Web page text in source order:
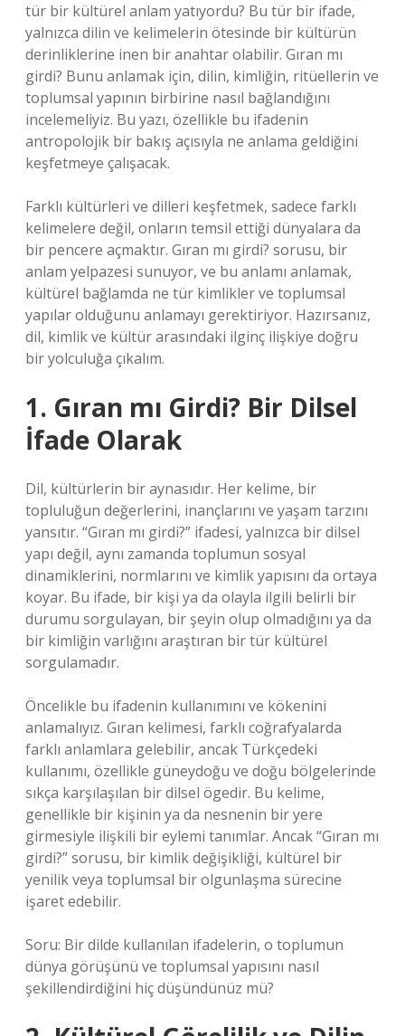
tür bir kültürel anlam yatıyordu? Bu tür bir ifade,
yalnızca dilin ve kelimelerin ötesinde bir kültürün
derinliklerine inen bir anahtar olabilir. Gıran mı
girdi? Bunu anlamak için, dilin, kimliğin, ritüellerin ve
toplumsal yapının birbirine nasıl bağlandığını
incelemeliyiz. Bu yazı, özellikle bu ifadenin
antropolojik bir bakış açısıyla ne anlama geldiğini
keşfetmeye çalışacak.
Farklı kültürleri ve dilleri keşfetmek, sadece farklı
kelimelere değil, onların temsil ettiği dünyalara da
bir pencere açmaktır. Gıran mı girdi? sorusu, bir
anlam yelpazesi sunuyor, ve bu anlamı anlamak,
kültürel bağlamda ne tür kimlikler ve toplumsal
yapılar olduğunu anlamayı gerektiriyor. Hazırsanız,
dil, kimlik ve kültür arasındaki ilginç ilişkiye doğru
bir yolculuğa çıkalım.
1. Gıran mı Girdi? Bir Dilsel
İfade Olarak
Dil, kültürlerin bir aynasıdır. Her kelime, bir
topluluğun değerlerini, inançlarını ve yaşam tarzını
yansıtır. “Gıran mı girdi?” ifadesi, yalnızca bir dilsel
yapı değil, aynı zamanda toplumun sosyal
dinamiklerini, normlarını ve kimlik yapısını da ortaya
koyar. Bu ifade, bir kişi ya da olayla ilgili belirli bir
durumu sorgulayan, bir şeyin olup olmadığını ya da
bir kimliğin varlığını araştıran bir tür kültürel
sorgulamadır.
Öncelikle bu ifadenin kullanımını ve kökenini
anlamalıyız. Gıran kelimesi, farklı coğrafyalarda
farklı anlamlara gelebilir, ancak Türkçedeki
kullanımı, özellikle güneydoğu ve doğu bölgelerinde
sıkça karşılaşılan bir dilsel ögedir. Bu kelime,
genellikle bir kişinin ya da nesnenin bir yere
girmesiyle ilişkili bir eylemi tanımlar. Ancak “Gıran mı
girdi?” sorusu, bir kimlik değişikliği, kültürel bir
yenilik veya toplumsal bir olgunlaşma sürecine
işaret edebilir.
Soru: Bir dilde kullanılan ifadelerin, o toplumun
dünya görüşünü ve toplumsal yapısını nasıl
şekillendirdiğini hiç düşündünüz mü?